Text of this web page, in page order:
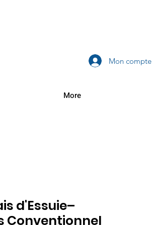
Mon compte
More
d'Essuie–
Conventionnel